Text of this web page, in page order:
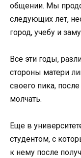
общении. Мы
следующих лет,
город, учебу и
Все эти годы,
стороны матери
своего пика,
молчать.
Еще в
студентом, с
к нему после